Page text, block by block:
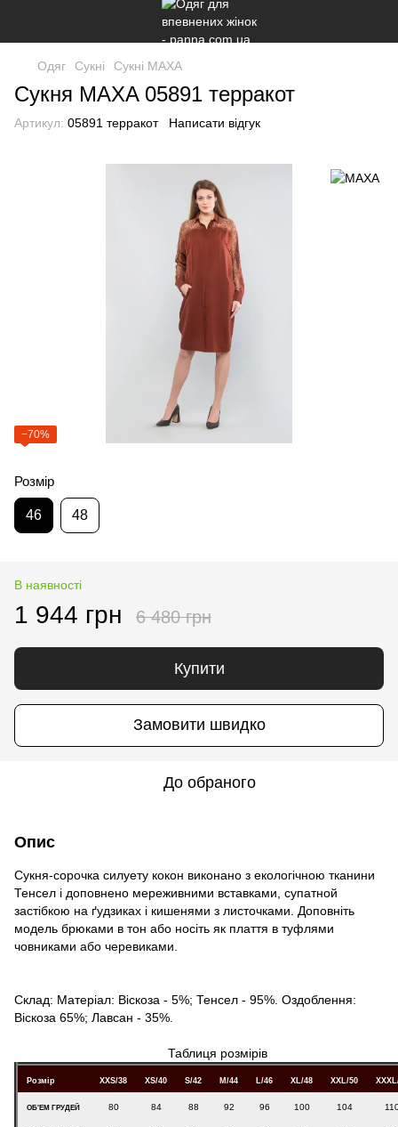
Одяг Сукні Сукні МАХА
Сукня MAXA 05891 терракот
Артикул: 05891 терракот Написати відгук
−70%
Розмір
46 48
В наявності
1 944 грн 6 480 грн
Купити
Замовити швидко
До обраного
Опис
Сукня-сорочка силуету кокон виконано з екологічною тканини
Тенсел і доповнено мереживними вставками, супатной
застібкою на ґудзиках і кишенями з листочками. Доповніть
модель брюками в тон або носіть як плаття в туфлями
човниками або черевиками.
Склад: Матеріал: Віскоза - 5%; Тенсел - 95%. Оздоблення:
Віскоза 65%; Лавсан - 35%.
Таблиця розмірів
Розмір XXS/38 XS/40 S/42 M/44 L/46 XL/48 XXL/50
ОБ'ЕМ ГРУДЕЙ 80 84 88 92 96 100 104